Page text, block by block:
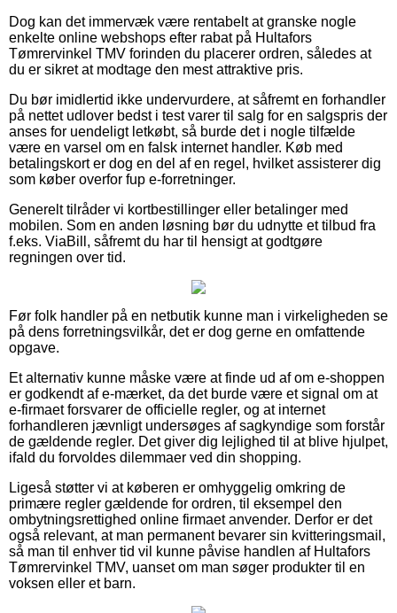
Dog kan det immervæk være rentabelt at granske nogle
enkelte online webshops efter rabat på Hultafors
Tømrervinkel TMV forinden du placerer ordren, således at
du er sikret at modtage den mest attraktive pris.
Du bør imidlertid ikke undervurdere, at såfremt en forhandler
på nettet udlover bedst i test varer til salg for en salgspris der
anses for uendeligt letkøbt, så burde det i nogle tilfælde
være en varsel om en falsk internet handler. Køb med
betalingskort er dog en del af en regel, hvilket assisterer dig
som køber overfor fup e-forretninger.
Generelt tilråder vi kortbestillinger eller betalinger med
mobilen. Som en anden løsning bør du udnytte et tilbud fra
f.eks. ViaBill, såfremt du har til hensigt at godtgøre
regningen over tid.
Før folk handler på en netbutik kunne man i virkeligheden se
på dens forretningsvilkår, det er dog gerne en omfattende
opgave.
Et alternativ kunne måske være at finde ud af om e-shoppen
er godkendt af e-mærket, da det burde være et signal om at
e-firmaet forsvarer de officielle regler, og at internet
forhandleren jævnligt undersøges af sagkyndige som forstår
de gældende regler. Det giver dig lejlighed til at blive hjulpet,
ifald du forvoldes dilemmaer ved din shopping.
Ligeså støtter vi at køberen er omhyggelig omkring de
primære regler gældende for ordren, til eksempel den
ombytningsrettighed online firmaet anvender. Derfor er det
også relevant, at man permanent bevarer sin kvitteringsmail,
så man til enhver tid vil kunne påvise handlen af Hultafors
Tømrervinkel TMV, uanset om man søger produkter til en
voksen eller et barn.